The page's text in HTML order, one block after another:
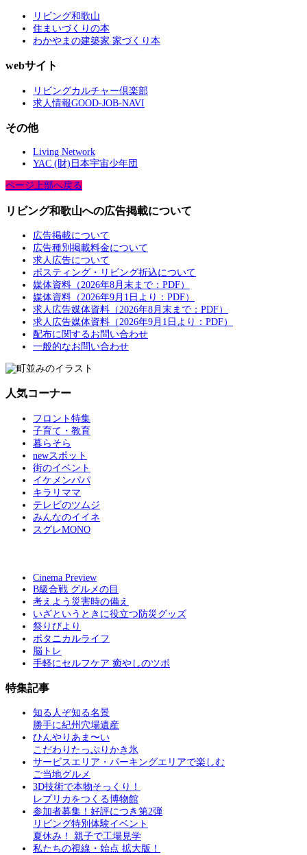
リビング和歌山
住まいづくりの本
わかやまの建築家 家づくり本
webサイト
リビングカルチャー倶楽部
求人情報GOOD-JOB-NAVI
その他
Living Network
YAC (財)日本宇宙少年団
ページ上部へ戻る
リビング和歌山への広告掲載について
広告掲載について
広告種別掲載料金について
求人広告について
ポスティング・リビング折込について
媒体資料（2026年8月末まで：PDF）
媒体資料（2026年9月1日より：PDF）
求人広告媒体資料（2026年8月末まで：PDF）
求人広告媒体資料（2026年9月1日より：PDF）
配布に関するお問い合わせ
一般的なお問い合わせ
人気コーナー
フロント特集
子育て・教育
暮らそら
newスポット
街のイベント
イケメンパパ
キラリママ
テレビのツムジ
みんなのイイネ
スグレMONO
Cinema Preview
B級合戦 グルメの目
考えよう災害時の備え
いざというときに役立つ防災グッズ
祭りびより
ボタニカルライフ
脳トレ
手軽にセルフケア 癒やしのツボ
特集記事
知る人ぞ知る名景
勝手に紀州穴場遺産
ひんやりあま〜い
こだわりたっぷりかき氷
サービスエリア・パーキングエリアで楽しむ
ご当地グルメ
3D技術で本物そっくり！
レプリカをつくる博物館
参加者募集！好評につき第2弾
リビング特別体験イベント
夏休み！ 親子で工場見学
私たちの視線・始点 拡大版！